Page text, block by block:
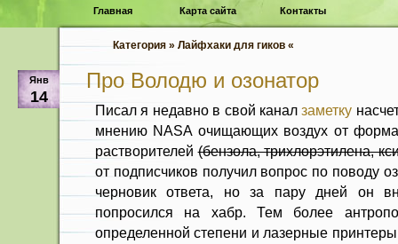
Главная Карта сайта Контакты
Категория » Лайфхаки для гиков «
Янв
14
Про Володю и озонатор
Писал я недавно в свой каналзаметку
мнению NASA очищающих воздух от
растворителей(бензола, трихлорэтилена,
от подписчиков получил вопрос по поводу
черновик ответа, но за пару дней он
попросился на хабр. Тем более
определенной степени и лазерные